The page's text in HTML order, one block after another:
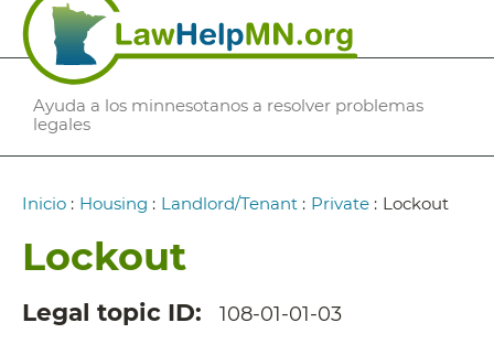
Ayuda a los minnesotanos a resolver problemas
legales
Ruta
navegación
Inicio : Housing : Landlord/Tenant : Private : Lockout
Lockout
Legal topic ID 108-01-01-03